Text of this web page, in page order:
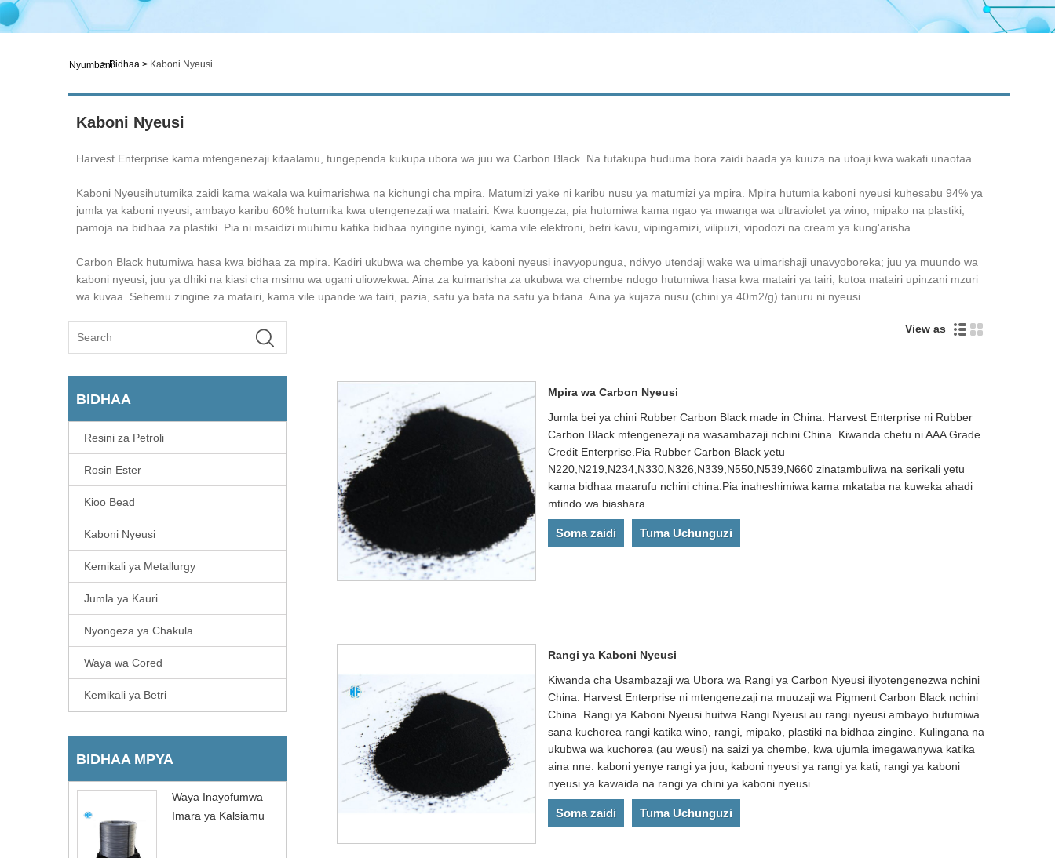
Nyumbani
> Bidhaa > Kaboni Nyeusi
Kaboni Nyeusi
Harvest Enterprise kama mtengenezaji kitaalamu, tungependa kukupa ubora wa juu wa Carbon Black. Na tutakupa huduma bora zaidi baada ya kuuza na utoaji kwa wakati unaofaa.
Kaboni Nyeusihutumika zaidi kama wakala wa kuimarishwa na kichungi cha mpira. Matumizi yake ni karibu nusu ya matumizi ya mpira. Mpira hutumia kaboni nyeusi kuhesabu 94% ya
jumla ya kaboni nyeusi, ambayo karibu 60% hutumika kwa utengenezaji wa matairi. Kwa kuongeza, pia hutumiwa kama ngao ya mwanga wa ultraviolet ya wino, mipako na plastiki,
pamoja na bidhaa za plastiki. Pia ni msaidizi muhimu katika bidhaa nyingine nyingi, kama vile elektroni, betri kavu, vipingamizi, vilipuzi, vipodozi na cream ya kung'arisha.
Carbon Black hutumiwa hasa kwa bidhaa za mpira. Kadiri ukubwa wa chembe ya kaboni nyeusi inavyopungua, ndivyo utendaji wake wa uimarishaji unavyoboreka; juu ya muundo wa
kaboni nyeusi, juu ya dhiki na kiasi cha msimu wa ugani uliowekwa. Aina za kuimarisha za ukubwa wa chembe ndogo hutumiwa hasa kwa matairi ya tairi, kutoa matairi upinzani mzuri
wa kuvaa. Sehemu zingine za matairi, kama vile upande wa tairi, pazia, safu ya bafa na safu ya bitana. Aina ya kujaza nusu (chini ya 40m2/g) tanuru ni nyeusi.
BIDHAA
Resini za Petroli
Rosin Ester
Kioo Bead
Kaboni Nyeusi
Kemikali ya Metallurgy
Jumla ya Kauri
Nyongeza ya Chakula
Waya wa Cored
Kemikali ya Betri
BIDHAA MPYA
Waya Inayofumwa
Imara ya Kalsiamu
View as
Mpira wa Carbon Nyeusi
Jumla bei ya chini Rubber Carbon Black made in China. Harvest Enterprise ni Rubber
Carbon Black mtengenezaji na wasambazaji nchini China. Kiwanda chetu ni AAA Grade
Credit Enterprise.Pia Rubber Carbon Black yetu
N220,N219,N234,N330,N326,N339,N550,N539,N660 zinatambuliwa na serikali yetu
kama bidhaa maarufu nchini china.Pia inaheshimiwa kama mkataba na kuweka ahadi
mtindo wa biashara
Soma zaidi Tuma Uchunguzi
Rangi ya Kaboni Nyeusi
Kiwanda cha Usambazaji wa Ubora wa Rangi ya Carbon Nyeusi iliyotengenezwa nchini
China. Harvest Enterprise ni mtengenezaji na muuzaji wa Pigment Carbon Black nchini
China. Rangi ya Kaboni Nyeusi huitwa Rangi Nyeusi au rangi nyeusi ambayo hutumiwa
sana kuchorea rangi katika wino, rangi, mipako, plastiki na bidhaa zingine. Kulingana na
ukubwa wa kuchorea (au weusi) na saizi ya chembe, kwa ujumla imegawanywa katika
aina nne: kaboni yenye rangi ya juu, kaboni nyeusi ya rangi ya kati, rangi ya kaboni
nyeusi ya kawaida na rangi ya chini ya kaboni nyeusi.
Soma zaidi Tuma Uchunguzi